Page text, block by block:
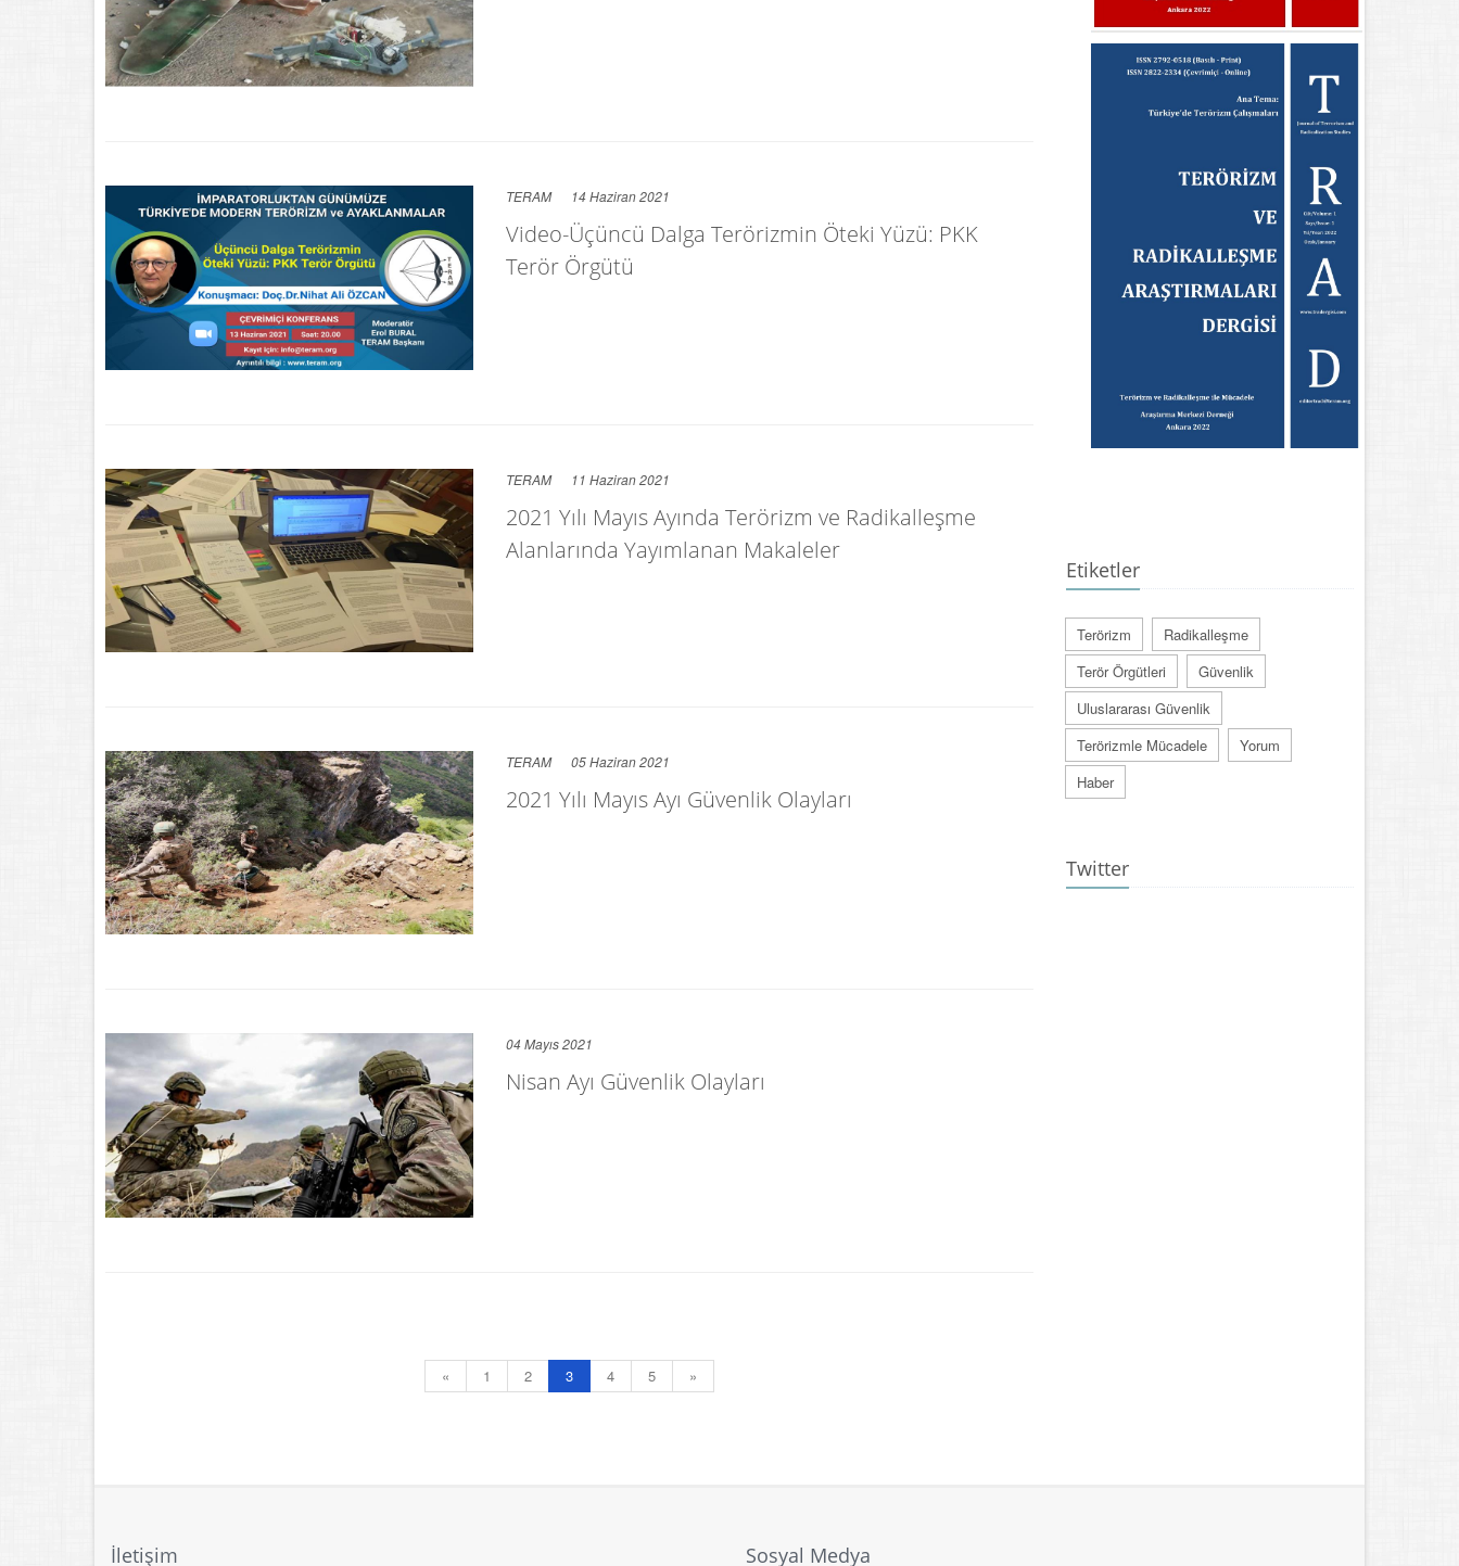
TERAM 14 Haziran 2021
Video-Üçüncü Dalga Terörizmin Öteki Yüzü: PKK
Terör Örgütü
TERAM 11 Haziran 2021
2021 Yılı Mayıs Ayında Terörizm ve Radikalleşme
Alanlarında Yayımlanan Makaleler
TERAM 05 Haziran 2021
2021 Yılı Mayıs Ayı Güvenlik Olayları
04 Mayıs 2021
Nisan Ayı Güvenlik Olayları
« 1 2 3 4 5 »
Etiketler
Terörizm
Radikalleşme
Terör Örgütleri
Güvenlik
Uluslararası Güvenlik
Terörizmle Mücadele
Yorum
Haber
Twitter
İletişim Sosyal Medya